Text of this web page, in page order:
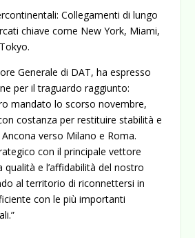
Collegamenti di lungo
chiave come New York, Miami,
Generale di DAT, ha espresso
per il traguardo raggiunto:
mandato lo scorso novembre,
costanza per restituire stabilità e
verso Milano e Roma.
con il principale vettore
qualità e l’affidabilità del nostro
al territorio di riconnettersi in
con le più importanti